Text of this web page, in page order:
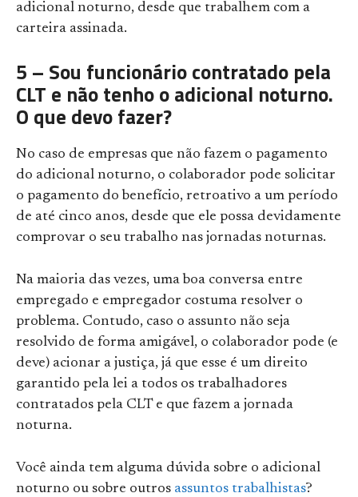
adicional noturno, desde que trabalhem com a
carteira assinada.
5 – Sou funcionário contratado pela
CLT e não tenho o adicional noturno.
O que devo fazer?
No caso de empresas que não fazem o pagamento
do adicional noturno, o colaborador pode solicitar
o pagamento do benefício, retroativo a um período
de até cinco anos, desde que ele possa devidamente
comprovar o seu trabalho nas jornadas noturnas.
Na maioria das vezes, uma boa conversa entre
empregado e empregador costuma resolver o
problema. Contudo, caso o assunto não seja
resolvido de forma amigável, o colaborador pode (e
deve) acionar a justiça, já que esse é um direito
garantido pela lei a todos os trabalhadores
contratados pela CLT e que fazem a jornada
noturna.
Você ainda tem alguma dúvida sobre o adicional
noturno ou sobre outros assuntos trabalhistas?